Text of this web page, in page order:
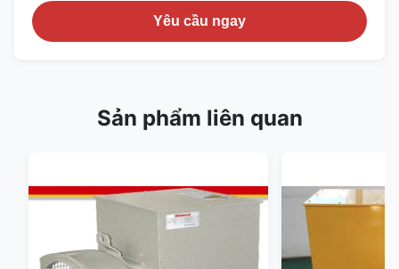
Yêu cầu ngay
Sản phẩm liên quan